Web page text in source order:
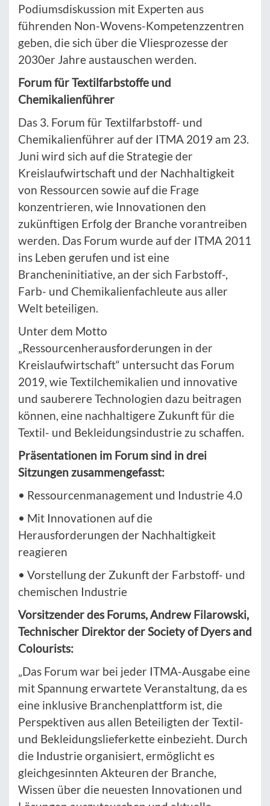
Podiumsdiskussion mit Experten aus
führenden Non-Wovens-Kompetenzzentren
geben, die sich über die Vliesprozesse der
2030er Jahre austauschen werden.
Forum für Textilfarbstoffe und
Chemikalienführer
Das 3. Forum für Textilfarbstoff- und
Chemikalienführer auf der ITMA 2019 am 23.
Juni wird sich auf die Strategie der
Kreislaufwirtschaft und der Nachhaltigkeit
von Ressourcen sowie auf die Frage
konzentrieren, wie Innovationen den
zukünftigen Erfolg der Branche vorantreiben
werden. Das Forum wurde auf der ITMA 2011
ins Leben gerufen und ist eine
Brancheninitiative, an der sich Farbstoff-,
Farb- und Chemikalienfachleute aus aller
Welt beteiligen.
Unter dem Motto
„Ressourcenherausforderungen in der
Kreislaufwirtschaft“ untersucht das Forum
2019, wie Textilchemikalien und innovative
und sauberere Technologien dazu beitragen
können, eine nachhaltigere Zukunft für die
Textil- und Bekleidungsindustrie zu schaffen.
Präsentationen im Forum sind in drei
Sitzungen zusammengefasst:
• Ressourcenmanagement und Industrie 4.0
• Mit Innovationen auf die
Herausforderungen der Nachhaltigkeit
reagieren
• Vorstellung der Zukunft der Farbstoff- und
chemischen Industrie
Vorsitzender des Forums, Andrew Filarowski,
Technischer Direktor der Society of Dyers and
Colourists:
„Das Forum war bei jeder ITMA-Ausgabe eine
mit Spannung erwartete Veranstaltung, da es
eine inklusive Branchenplattform ist, die
Perspektiven aus allen Beteiligten der Textil-
und Bekleidungslieferkette einbezieht. Durch
die Industrie organisiert, ermöglicht es
gleichgesinnten Akteuren der Branche,
Wissen über die neuesten Innovationen und